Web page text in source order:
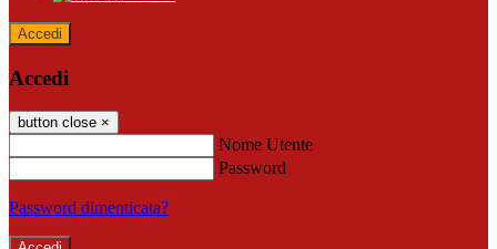
Accedi
Accedi
button close ×
Nome Utente
Password
Password dimenticata?